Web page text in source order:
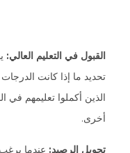
القبول في التعليم العالي:
تحديد ما إذا كانت الدرجات
الذين أكملوا تعليمهم
أخرى.
تحويل الرصيد: عندما